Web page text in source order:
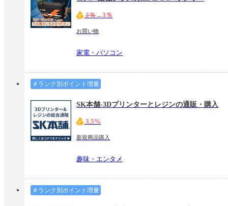
2％→3％
お買い物
家電・パソコン
＃ランク別ポイント増量
SK本舗-3Dプリンターとレジンの通販・購入
3.5%
新規商品購入
趣味・エンタメ
＃ランク別ポイント増量